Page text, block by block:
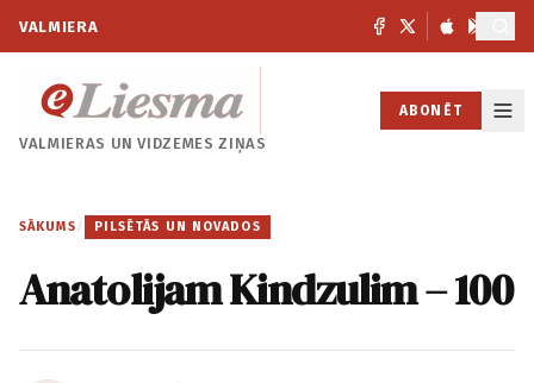
VALMIERA
VALMIERAS UNVIDZEMES ZIŅAS
ABONĒT
SĀKUMS / PILSĒTĀS UN NOVADOS
Anatolijam Kindzulim – 100